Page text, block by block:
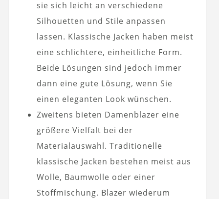
sie sich leicht an verschiedene
Silhouetten und Stile anpassen
lassen. Klassische Jacken haben meist
eine schlichtere, einheitliche Form.
Beide Lösungen sind jedoch immer
dann eine gute Lösung, wenn Sie
einen eleganten Look wünschen.
Zweitens bieten Damenblazer eine
größere Vielfalt bei der
Materialauswahl. Traditionelle
klassische Jacken bestehen meist aus
Wolle, Baumwolle oder einer
Stoffmischung. Blazer wiederum